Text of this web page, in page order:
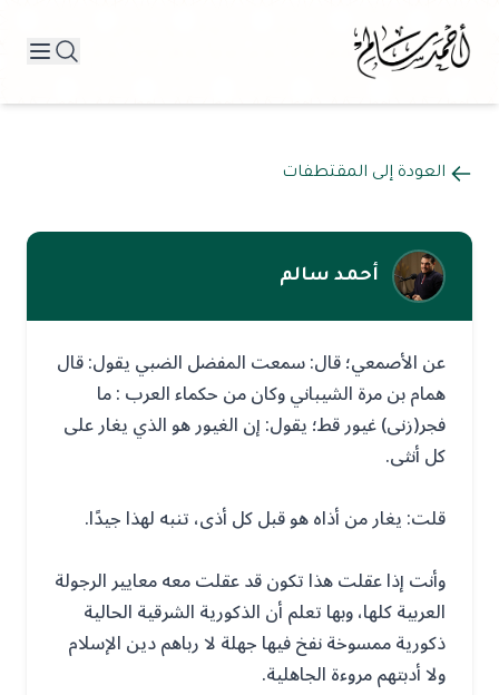
العودة إلى المقتطفات
أحمد سالم
عن الأصمعي؛ قال: سمعت المفضل الضبي يقول: قال
همام بن مرة الشيباني وكان من حكماء العرب : ما
فجر(زنى) غيور قط؛ يقول: إن الغيور هو الذي يغار على
كل أنثى.
قلت: يغار من أذاه هو قبل كل أذى، تنبه لهذا جيدًا.
وأنت إذا عقلت هذا تكون قد عقلت معه معايير الرجولة
العربية كلها، وبها تعلم أن الذكورية الشرقية الحالية
ذكورية ممسوخة نفخ فيها جهلة لا رباهم دين الإسلام
ولا أدبتهم مروءة الجاهلية.